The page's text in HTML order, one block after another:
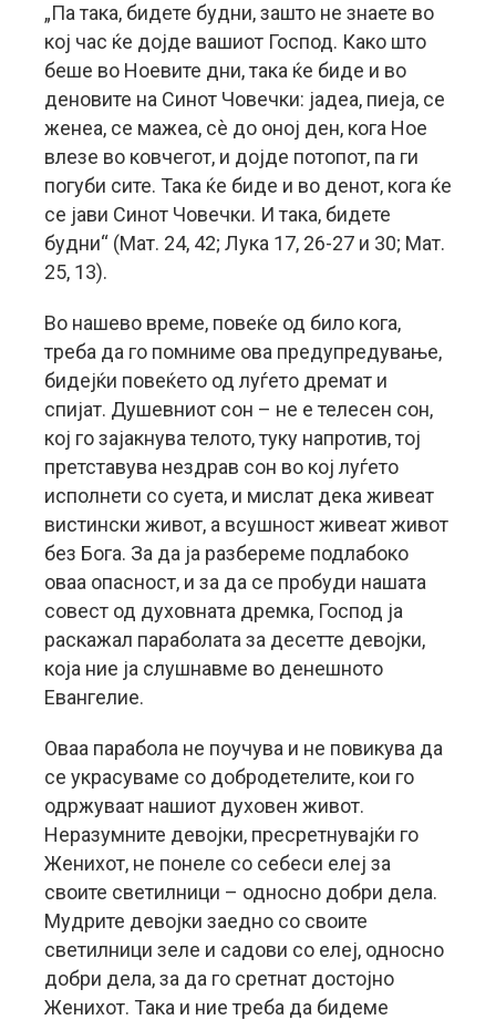
„Па така, бидете будни, зашто не знаете во
кој час ќе дојде вашиот Господ. Како што
беше во Ноевите дни, така ќе биде и во
деновите на Синот Човечки: јадеа, пиеја, се
женеа, се мажеа, сè до оној ден, кога Ное
влезе во ковчегот, и дојде потопот, па ги
погуби сите. Така ќе биде и во денот, кога ќе
се јави Синот Човечки. И така, бидете
будни“ (Мат. 24, 42; Лука 17, 26-27 и 30; Мат.
25, 13).
Во нашево време, повеќе од било кога,
треба да го помниме ова предупредување,
бидејќи повеќето од луѓето дремат и
спијат. Душевниот сон – не е телесен сон,
кој го зајакнува телото, туку напротив, тој
претставува нездрав сон во кој луѓето
исполнети со суета, и мислат дека живеат
вистински живот, а всушност живеат живот
без Бога. За да ја разбереме подлабоко
оваа опасност, и за да се пробуди нашата
совест од духовната дремка, Господ ја
раскажал параболата за десетте девојки,
која ние ја слушнавме во денешното
Евангелие.
Оваа парабола не поучува и не повикува да
се украсуваме со добродетелите, кои го
одржуваат нашиот духовен живот.
Неразумните девојки, пресретнувајќи го
Женихот, не понеле со себеси елеј за
своите светилници – односно добри дела.
Мудрите девојки заедно со своите
светилници зеле и садови со елеј, односно
добри дела, за да го сретнат достојно
Женихот. Така и ние треба да бидеме